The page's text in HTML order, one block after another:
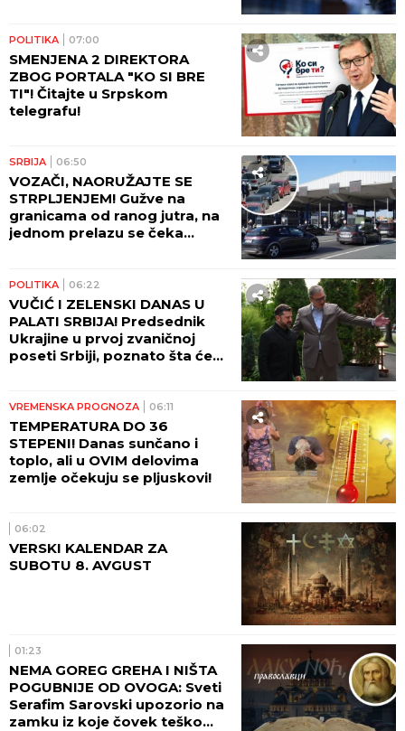
POLITIKA 07:00
SMENJENA 2 DIREKTORA
ZBOG PORTALA "KO SI BRE
TI"! Čitajte u Srpskom
telegrafu!
SRBIJA 06:50
VOZAČI, NAORUŽAJTE SE
STRPLJENJEM! Gužve na
granicama od ranog jutra, na
jednom prelazu se čeka
POLITIKA 06:22
VUČIĆ I ZELENSKI DANAS U
PALATI SRBIJA! Predsednik
Ukrajine u prvoj zvaničnoj
poseti Srbiji, poznato šta će
VREMENSKA PROGNOZA 06:11
TEMPERATURA DO 36
STEPENI! Danas sunčano i
toplo, ali u OVIM delovima
zemlje očekuju se pljuskovi!
06:02
VERSKI KALENDAR ZA
SUBOTU 8. AVGUST
01:23
NEMA GOREG GREHA I NIŠTA
POGUBNIJE OD OVOGA: Sveti
Serafim Sarovski upozorio na
zamku iz koje čovek teško